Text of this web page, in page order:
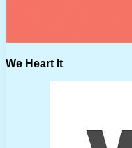
We Heart It